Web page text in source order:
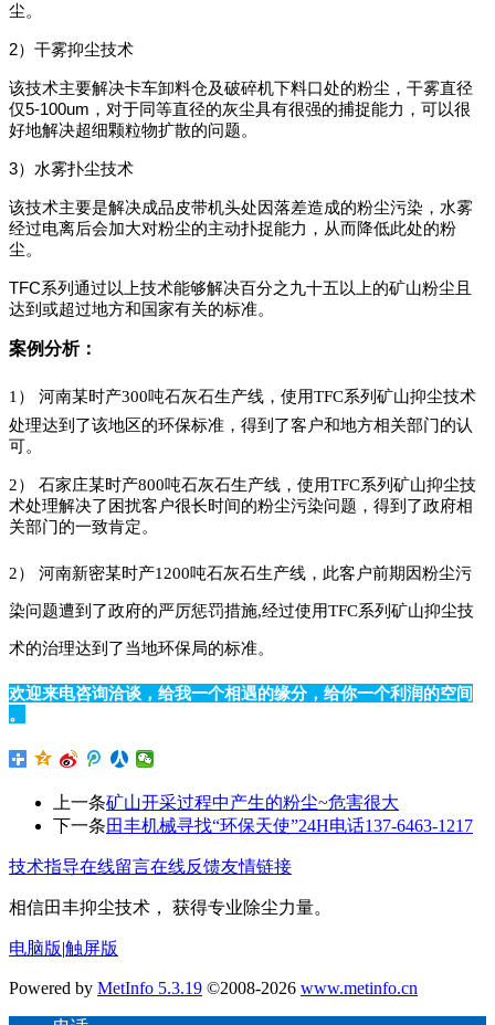
尘。
2）干雾抑尘技术
该技术主要解决卡车卸料仓及破碎机下料口处的粉尘，干雾直径
仅5-100um ，对于同等直径的灰尘具有很强的捕捉能力，可以很
好地解决超细颗粒物扩散的问题。
3）水雾扑尘技术
该技术主要是解决成品皮带机头处因落差造成的粉尘污染，水雾
经过电离后会加大对粉尘的主动扑捉能力，从而降低此处的粉
尘。
TFC系列 通过以上技术能够解决百分之九十五以上的矿山粉尘且
达到或超过地方和国家有关的标准。
案例分析：
1） 河南某时产300吨石灰石生产线， 使用TFC系列矿山抑尘技术
处理达到了该地区的环保标准，得到了客户和地方相关部门的认
可。
2） 石家庄某时产800吨石灰石生产线， 使用TFC系列矿山抑尘技
术处理解决了困扰客户很长时间的粉尘污染问题，得到了政府相
关部门的一致肯定。
2） 河南新密某时产1200吨石灰石生产线，此客户前期因粉尘污
染问题遭到了政府的严厉惩罚措施,经过使用TFC系列矿山抑尘技
术的治理达到了当地环保局的标准。
欢迎来电咨询洽谈，给我一个相遇的缘分，给你一个利润的空间
。
上一条矿山开采过程中产生的粉尘~危害很大
下一条田丰机械寻找“环保天使”24H电话137-6463-1217
技术指导在线留言在线反馈友情链接
相信田丰抑尘技术， 获得专业除尘力量。
电脑版|触屏版
Powered by MetInfo 5.3.19 ©2008-2026 www.metinfo.cn